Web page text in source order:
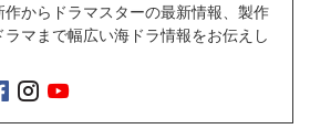
作からドラマスターの最新情報、製作
ラマまで幅広い海ドラ情報をお伝えし